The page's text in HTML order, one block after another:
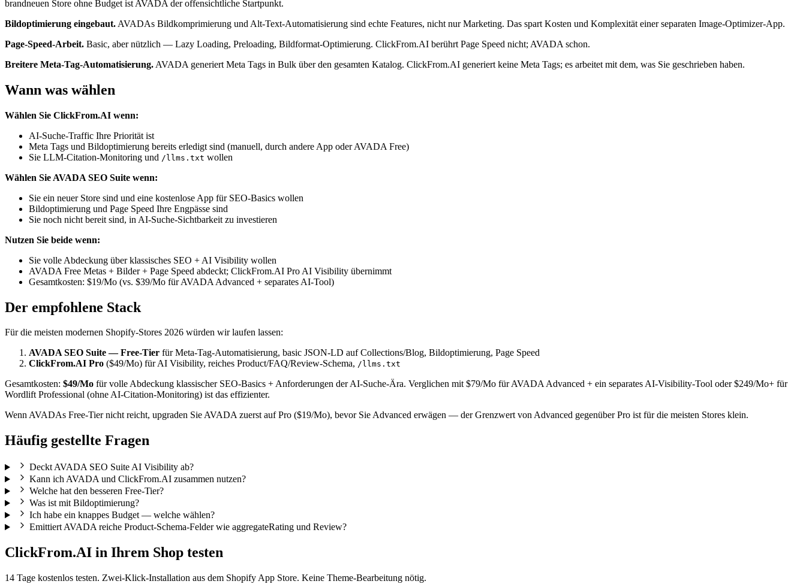
brandneuen Store ohne Budget ist AVADA der offensichtliche Startpunkt.
Bildoptimierung eingebaut. AVADAs Bildkomprimierung und Alt-Text-Automatisierung sind echte Features, nicht nur Marketing. Das spart Kosten und Komplexität einer separaten Image-Optimizer-App.
Page-Speed-Arbeit. Basic, aber nützlich — Lazy Loading, Preloading, Bildformat-Optimierung. ClickFrom.AI berührt Page Speed nicht; AVADA schon.
Breitere Meta-Tag-Automatisierung. AVADA generiert Meta Tags in Bulk über den gesamten Katalog. ClickFrom.AI generiert keine Meta Tags; es arbeitet mit dem, was Sie geschrieben haben.
Wann was wählen
Wählen Sie ClickFrom.AI wenn:
AI-Suche-Traffic Ihre Priorität ist
Meta Tags und Bildoptimierung bereits erledigt sind (manuell, durch andere App oder AVADA Free)
Sie LLM-Citation-Monitoring und /llms.txt wollen
Wählen Sie AVADA SEO Suite wenn:
Sie ein neuer Store sind und eine kostenlose App für SEO-Basics wollen
Bildoptimierung und Page Speed Ihre Engpässe sind
Sie noch nicht bereit sind, in AI-Suche-Sichtbarkeit zu investieren
Nutzen Sie beide wenn:
Sie volle Abdeckung über klassisches SEO + AI Visibility wollen
AVADA Free Metas + Bilder + Page Speed abdeckt; ClickFrom.AI Pro AI Visibility übernimmt
Gesamtkosten: $19/Mo (vs. $39/Mo für AVADA Advanced + separates AI-Tool)
Der empfohlene Stack
Für die meisten modernen Shopify-Stores 2026 würden wir laufen lassen:
AVADA SEO Suite — Free-Tier für Meta-Tag-Automatisierung, basic JSON-LD auf Collections/Blog, Bildoptimierung, Page Speed
ClickFrom.AI Pro ($49/Mo) für AI Visibility, reiches Product/FAQ/Review-Schema, /llms.txt
Gesamtkosten: $49/Mo für volle Abdeckung klassischer SEO-Basics + Anforderungen der AI-Suche-Ära. Verglichen mit $79/Mo für AVADA Advanced + ein separates AI-Visibility-Tool oder $249/Mo+ für
Wordlift Professional (ohne AI-Citation-Monitoring) ist das effizienter.
Wenn AVADAs Free-Tier nicht reicht, upgraden Sie AVADA zuerst auf Pro ($19/Mo), bevor Sie Advanced erwägen — der Grenzwert von Advanced gegenüber Pro ist für die meisten Stores klein.
Häufig gestellte Fragen
Deckt AVADA SEO Suite AI Visibility ab?
Kann ich AVADA und ClickFrom.AI zusammen nutzen?
Welche hat den besseren Free-Tier?
Was ist mit Bildoptimierung?
Ich habe ein knappes Budget — welche wählen?
Emittiert AVADA reiche Product-Schema-Felder wie aggregateRating und Review?
ClickFrom.AI in Ihrem Shop testen
14 Tage kostenlos testen. Zwei-Klick-Installation aus dem Shopify App Store. Keine Theme-Bearbeitung nötig.